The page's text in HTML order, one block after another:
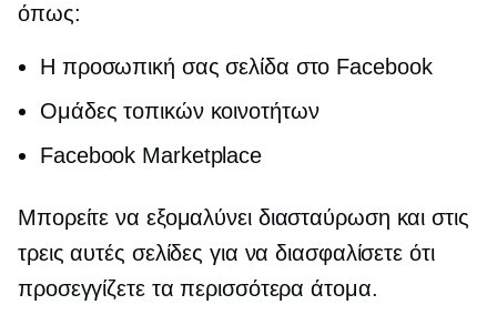
όπως:
Η προσωπική σας σελίδα στο Facebook
Ομάδες τοπικών κοινοτήτων
Facebook Marketplace
Μπορείτε να εξομαλύνει διασταύρωση και στις
τρεις αυτές σελίδες για να διασφαλίσετε ότι
προσεγγίζετε τα περισσότερα άτομα.